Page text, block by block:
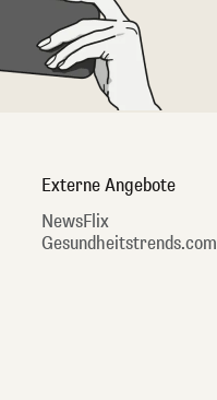
Externe Angebote
NewsFlix
Gesundheitstrends.com